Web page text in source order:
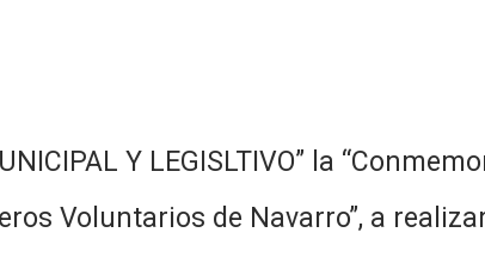
Y LEGISLTIVO” la
Voluntarios de Navarro”, a